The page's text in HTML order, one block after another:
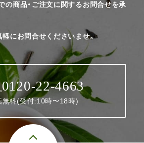
の商品・ご注文に関するお問合せを承
軽にお問合せくださいませ。
0120-22-4663
無料(受付:10時〜18時)